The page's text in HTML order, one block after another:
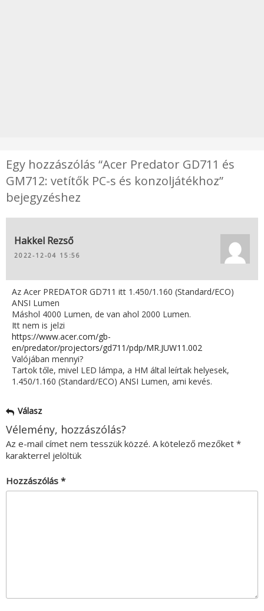
Egy hozzászólás “Acer Predator GD711 és
GM712: vetítők PC-s és konzoljátékhoz”
bejegyzéshez
Hakkel Rezső
2022-12-04 15:56
Az Acer PREDATOR GD711 itt 1.450/1.160 (Standard/ECO)
ANSI Lumen
Máshol 4000 Lumen, de van ahol 2000 Lumen.
Itt nem is jelzi
https://www.acer.com/gb-
en/predator/projectors/gd711/pdp/MR.JUW11.002
Valójában mennyi?
Tartok tőle, mivel LED lámpa, a HM által leírtak helyesek,
1.450/1.160 (Standard/ECO) ANSI Lumen, ami kevés.
Válasz
Vélemény, hozzászólás?
Az e-mail címet nem tesszük közzé. A kötelező mezőket *
karakterrel jelöltük
Hozzászólás *